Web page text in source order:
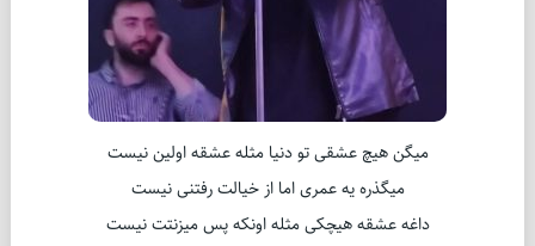
میگن هیچ عشقی تو دنیا مثله عشقه اولین نیست
میگذره یه عمری اما از خیالت رفتنی نیست
داغه عشقه هیچکی مثله اونکه پس میزنتت نیست